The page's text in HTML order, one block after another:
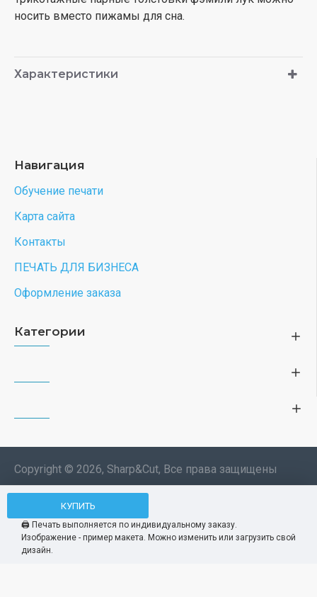
КУПИТЬ
🖨️ Печать выполняется по индивидуальному заказу.
Изображение - пример макета. Можно изменить или загрузить свой
дизайн.
носить вместо пижамы для сна.
Характеристики
Навигация
Обучение печати
Карта сайта
Контакты
ПЕЧАТЬ ДЛЯ БИЗНЕСА
Оформление заказа
Категории
Copyright © 2026, Sharp&Cut, Все права защищены
Типография. 🖨️ Печать всех
изделий по индивидуальному
заказу. Изображения —
демонстрационные макеты.
Мы используем файлы cookie, чтобы вам
было удобнее пользоваться нашим сайтом.
Продолжая использование сайта, вы
соглашаетесь c использованием нами
Принять